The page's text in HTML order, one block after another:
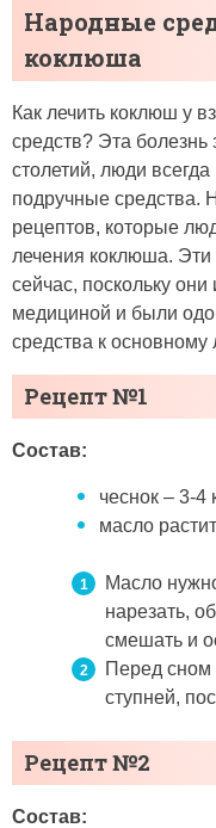
Народные
коклюша
Как лечить коклюш у
средств? Эта болезнь
столетий, люди
подручные средства.
рецептов, которые
лечения коклюша.
сейчас, поскольку
медициной и были
средства к основному
Рецепт №1
Состав:
чеснок – 3-4
масло
Масло
нарезать,
смешать и
Перед сном
ступней,
Рецепт №2
Состав: